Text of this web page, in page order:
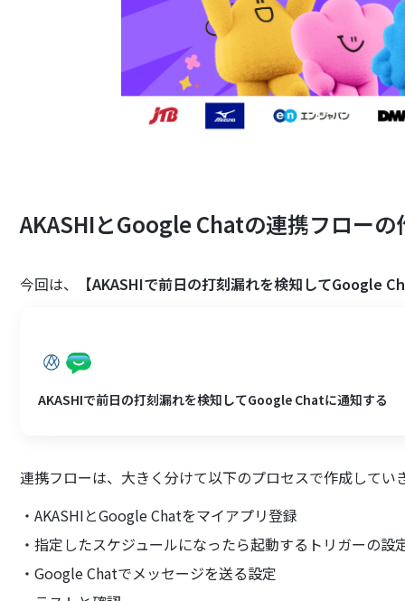
AKASHIとGoogle Chatの連携フローの
今回は、 【AKASHIで前日の打刻漏れを検知してGoogle
AKASHIで前日の打刻漏れを検知してGoogle Chatに通知する
連携フローは、大きく分けて以下のプロセスで作成してい
・AKASHIとGoogle Chatをマイアプリ登録
・指定したスケジュールになったら起動するトリガーの設
・Google Chatでメッセージを送る設定